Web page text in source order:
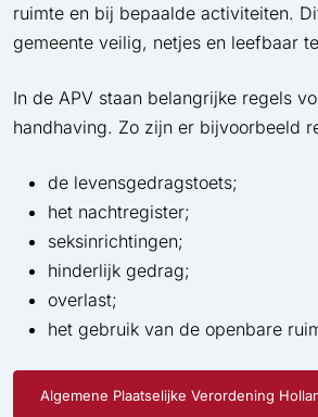
ruimte en bij bepaalde activiteiten.
gemeente veilig, netjes en leefbaar
In de APV staan belangrijke regels
handhaving. Zo zijn er bijvoorbeeld
de levensgedragstoets;
het nachtregister;
seksinrichtingen;
hinderlijk gedrag;
overlast;
het gebruik van de openbare
Algemene Plaatselijke Verordening